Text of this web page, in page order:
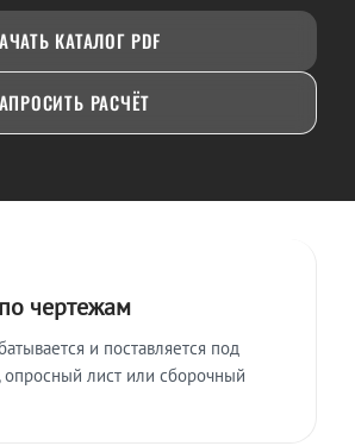
КАТАЛОГ PDF
РАСЧЁТ
чертежам
и поставляется под
опросный лист или сборочный